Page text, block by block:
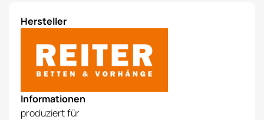
Hersteller
Informationen
produziert für